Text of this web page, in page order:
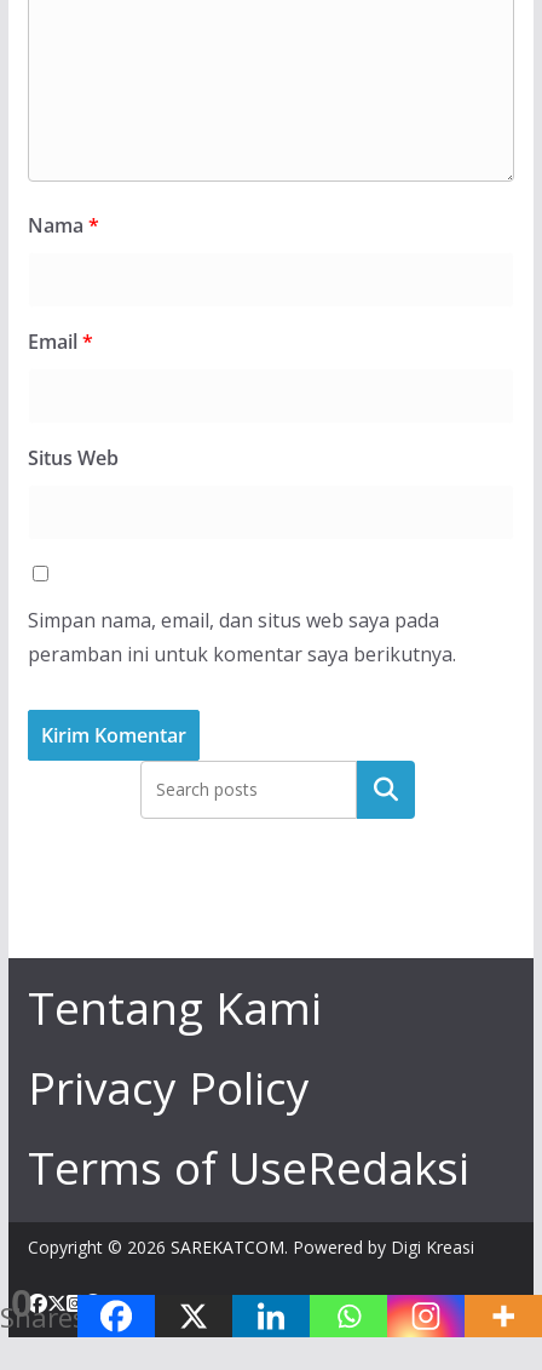
0
Shares
Nama *
Email*
Situs Web
Simpan nama, email, dan situs web saya pada
peramban ini untuk komentar saya berikutnya.
Tentang Kami
Privacy Policy
Terms of UseRedaksi
Copyright © 2026 SAREKATCOM. Powered by Digi Kreasi